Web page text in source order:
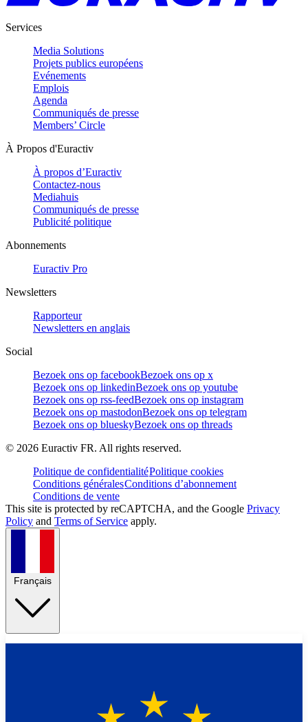
Services
Media Solutions
Projets publics européens
Evénements
Emplois
Agenda
Communiqués de presse
Members’ Circle
À Propos d'Euractiv
À propos d’Euractiv
Contactez-nous
Mediahuis
Communiqués de presse
Publicité politique
Abonnements
Euractiv Pro
Newsletters
Rapporteur
Newsletters en anglais
Social
Bezoek ons op facebookBezoek ons op x
Bezoek ons op linkedinBezoek ons op youtube
Bezoek ons op rss-feedBezoek ons op instagram
Bezoek ons op mastodonBezoek ons op telegram
Bezoek ons op blueskyBezoek ons op threads
© 2026 Euractiv FR. All rights reserved.
Politique de confidentialitéPolitique cookies
Conditions généralesConditions d’abonnement
Conditions de vente
This site is protected by reCAPTCHA, and the Google Privacy
Policy and Terms of Service apply.
Français